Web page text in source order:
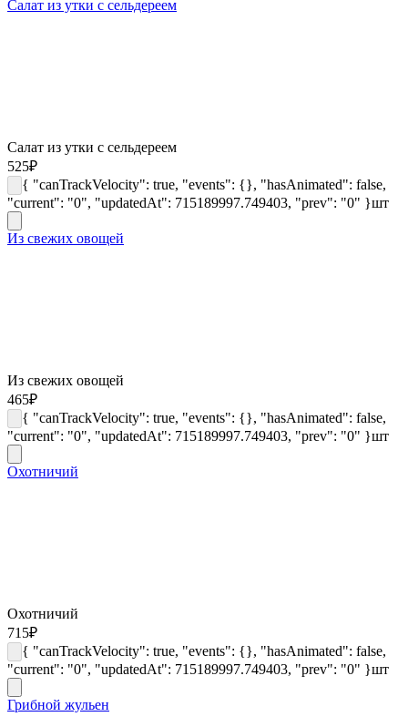
Салат из утки с сельдереем
Салат из утки с сельдереем
525₽
{ "canTrackVelocity": true, "events": {}, "hasAnimated": false,
"current": "0", "updatedAt": 715189997.749403, "prev": "0" }шт
Из свежих овощей
Из свежих овощей
465₽
{ "canTrackVelocity": true, "events": {}, "hasAnimated": false,
"current": "0", "updatedAt": 715189997.749403, "prev": "0" }шт
Охотничий
Охотничий
715₽
{ "canTrackVelocity": true, "events": {}, "hasAnimated": false,
"current": "0", "updatedAt": 715189997.749403, "prev": "0" }шт
Грибной жульен